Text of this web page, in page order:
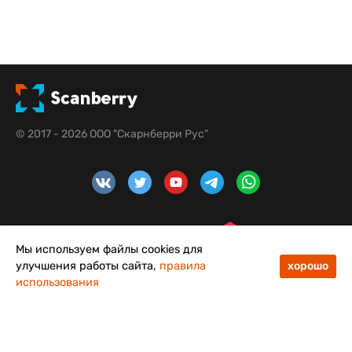
© 2017 - 2026 ООО "Скарнберри Рус"
48
Мы используем файлы cookies для
улучшения работы сайта, правила
использования
хорошо